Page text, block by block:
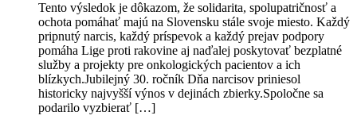
Tento výsledok je dôkazom, že solidarita, spolupatričnosť a
ochota pomáhať majú na Slovensku stále svoje miesto. Každý
pripnutý narcis, každý príspevok a každý prejav podpory
pomáha Lige proti rakovine aj naďalej poskytovať bezplatné
služby a projekty pre onkologických pacientov a ich
blízkych.Jubilejný 30. ročník Dňa narcisov priniesol
historicky najvyšší výnos v dejinách zbierky.Spoločne sa
podarilo vyzbierať […]